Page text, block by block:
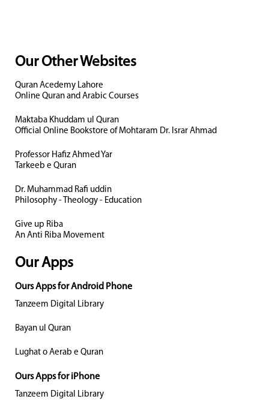
Our Other Websites
Quran Acedemy Lahore
Online Quran and Arabic Courses
Maktaba Khuddam ul Quran
Official Online Bookstore of Mohtaram Dr. Israr Ahmad
Professor Hafiz Ahmed Yar
Tarkeeb e Quran
Dr. Muhammad Rafi uddin
Philosophy - Theology - Education
Give up Riba
An Anti Riba Movement
Our Apps
Ours Apps for Android Phone
Tanzeem Digital Library
Bayan ul Quran
Lughat o Aerab e Quran
Ours Apps for iPhone
Tanzeem Digital Library